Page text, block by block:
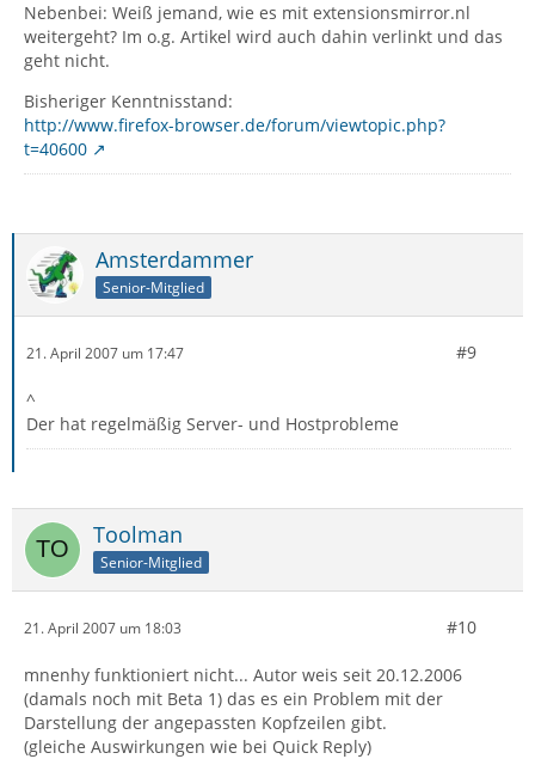
Nebenbei: Weiß jemand, wie es mit extensionsmirror.nl
weitergeht? Im o.g. Artikel wird auch dahin verlinkt und das
geht nicht.
Bisheriger Kenntnisstand:
http://www.firefox-browser.de/forum/viewtopic.php?
t=40600
Amsterdammer
Senior-Mitglied
21. April 2007 um 17:47 #9
^
Der hat regelmäßig Server- und Hostprobleme
Toolman
Senior-Mitglied
21. April 2007 um 18:03 #10
mnenhy funktioniert nicht... Autor weis seit 20.12.2006
(damals noch mit Beta 1) das es ein Problem mit der
Darstellung der angepassten Kopfzeilen gibt.
(gleiche Auswirkungen wie bei Quick Reply)